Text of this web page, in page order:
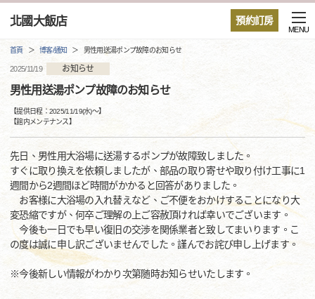
預約訂房
北國大飯店
MENU
首頁 博客/通知 男性用送湯ポンプ故障のお知らせ
2025/11/19 お知らせ
男性用送湯ポンプ故障のお知らせ
【提供日程：2025/11/19(水)〜】
【館内メンテナンス 】
先日、男性用大浴場に送湯するポンプが故障致しました。
すぐに取り換えを依頼しましたが、部品の取り寄せや取り付け工事に1
週間から2週間ほど時間がかかると回答がありました。
お客様に大浴場の入れ替えなど、ご不便をおかけすることになり大
変恐縮ですが、何卒ご理解の上ご容赦頂ければ幸いでございます。
今後も一日でも早い復旧の交渉を関係業者と致してまいります。こ
の度は誠に申し訳ございませんでした。謹んでお詫び申し上げます。
※今後新しい情報がわかり次第随時お知らせいたします。